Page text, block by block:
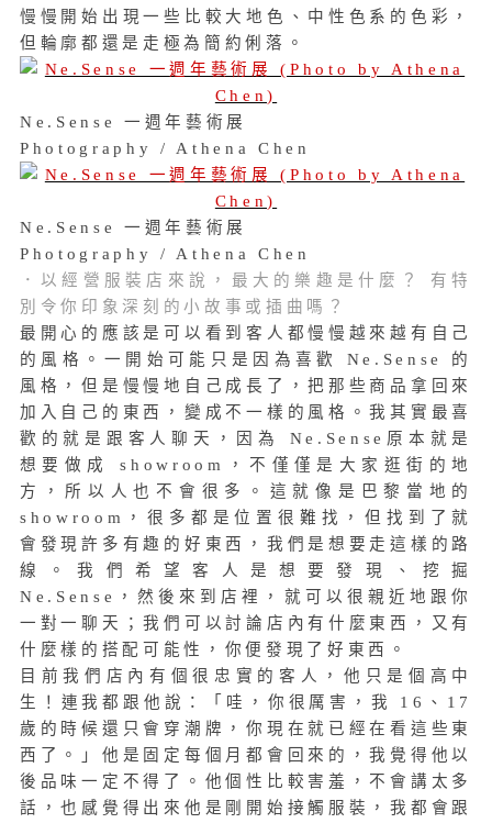
慢慢開始出現一些比較大地色、中性色系的色彩，
但輪廓都還是走極為簡約俐落。
Ne.Sense 一週年藝術展
Photography / Athena Chen
Ne.Sense 一週年藝術展
Photography / Athena Chen
．以經營服裝店來說，最大的樂趣是什麼？ 有特
別令你印象深刻的小故事或插曲嗎？
最開心的應該是可以看到客人都慢慢越來越有自己
的風格。一開始可能只是因為喜歡 Ne.Sense 的
風格，但是慢慢地自己成長了，把那些商品拿回來
加入自己的東西，變成不一樣的風格。我其實最喜
歡的就是跟客人聊天，因為 Ne.Sense原本就是
想要做成 showroom，不僅僅是大家逛街的地
方，所以人也不會很多。這就像是巴黎當地的
showroom，很多都是位置很難找，但找到了就
會發現許多有趣的好東西，我們是想要走這樣的路
線。我們希望客人是想要發現、挖掘
Ne.Sense，然後來到店裡，就可以很親近地跟你
一對一聊天；我們可以討論店內有什麼東西，又有
什麼樣的搭配可能性，你便發現了好東西。
目前我們店內有個很忠實的客人，他只是個高中
生！連我都跟他說：「哇，你很厲害，我 16、17
歲的時候還只會穿潮牌，你現在就已經在看這些東
西了。」他是固定每個月都會回來的，我覺得他以
後品味一定不得了。他個性比較害羞，不會講太多
話，也感覺得出來他是剛開始接觸服裝，我都會跟